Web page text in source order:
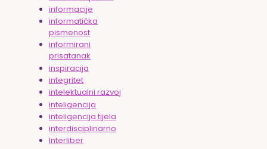
informacije
informatička
pismenost
informirani
prisatanak
inspiracija
integritet
intelektualni razvoj
inteligencija
inteligencija tijela
interdisciplinarno
Interliber